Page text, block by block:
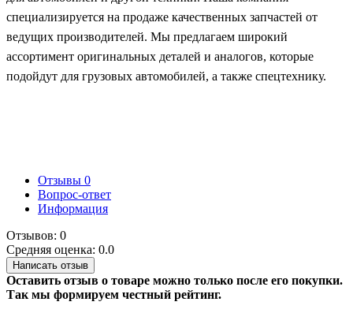
специализируется на продаже качественных запчастей от
ведущих производителей. Мы предлагаем широкий
ассортимент оригинальных деталей и аналогов, которые
подойдут для грузовых автомобилей, а также спецтехнику.
Отзывы 0
Вопрос-ответ
Информация
Отзывов: 0
Средняя оценка: 0.0
Написать отзыв
Оставить отзыв о товаре можно только после его покупки.
Так мы формируем честный рейтинг.